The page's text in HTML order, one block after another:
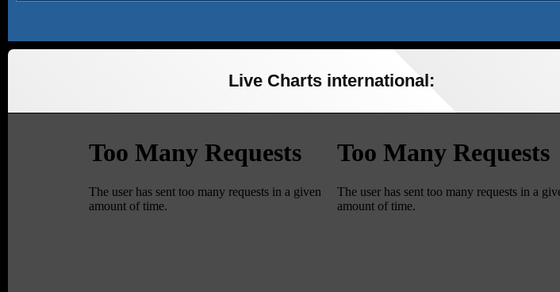
Live Charts international: